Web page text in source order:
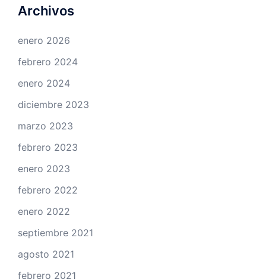
Archivos
enero 2026
febrero 2024
enero 2024
diciembre 2023
marzo 2023
febrero 2023
enero 2023
febrero 2022
enero 2022
septiembre 2021
agosto 2021
febrero 2021